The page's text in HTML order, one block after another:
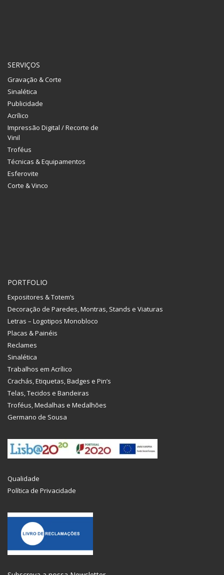
SERVIÇOS
Gravação & Corte
Sinalética
Publicidade
Acrílico
Impressão Digital / Recorte de
Vinil
Troféus
Técnicas & Equipamentos
Esferovite
Corte & Vinco
PORTFOLIO
Expositores & Totem’s
Decoração de Paredes, Montras, Stands e Viaturas
Letras – Logotipos Monobloco
Placas & Painéis
Reclames
Sinalética
Trabalhos em Acrílico
Crachás, Etiquetas, Badges e Pin’s
Telas, Tecidos e Bandeiras
Troféus, Medalhas e Medalhões
Germano de Sousa
Qualidade
Política de Privacidade